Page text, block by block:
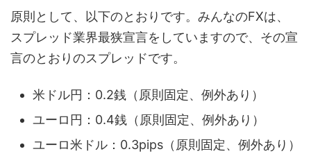
原則として、以下のとおりです。みんなのFXは、
スプレッド業界最狭宣言をしていますので、その宣
言のとおりのスプレッドです。
米ドル円：0.2銭（原則固定、例外あり）
ユーロ円：0.4銭（原則固定、例外あり）
ユーロ米ドル：0.3pips（原則固定、例外あり）